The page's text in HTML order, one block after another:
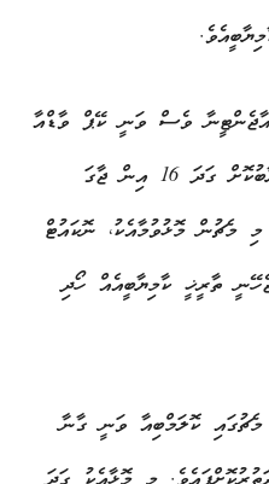
ވެސް ވަނީ ކޭޕް ވާޑްއާ
ދެކޮޅަށް ކުޅުނު އުނދަގޫ މެޗު ކާމިޔާބުކޮށް ގަދަ 16 އިން ޖާގަ
މެޗުން މޮޅުވުމާއެކު، ނޮކައުޓް
ތާރީޚީ ކާމިޔާބީއެއް ހޯދި
ކޮލަމްބިއާ ވަނީ ގާނާ